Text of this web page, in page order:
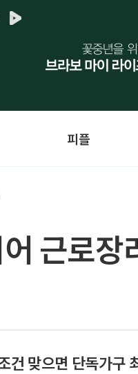
피플
근로장
건 맞으면 단독가구